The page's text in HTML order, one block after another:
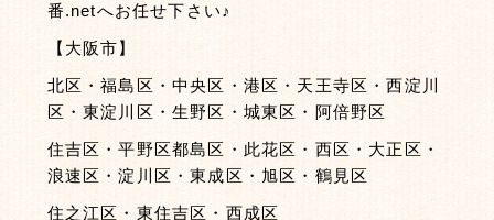
番.netへお任せ下さい♪
【大阪市】
北区・福島区・中央区・港区・天王寺区・西淀川
区・東淀川区・生野区・城東区・阿倍野区
住吉区・平野区都島区・此花区・西区・大正区・
浪速区・淀川区・東成区・旭区・鶴見区
住之江区・東住吉区・西成区